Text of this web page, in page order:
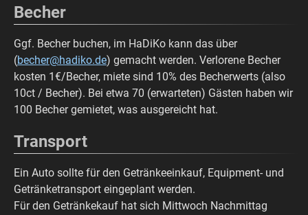
Becher
Ggf. Becher buchen, im HaDiKo kann das über
(becher@hadiko.de) gemacht werden. Verlorene Becher
kosten 1€/Becher, miete sind 10% des Becherwerts (also
10ct / Becher). Bei etwa 70 (erwarteten) Gästen haben wir
100 Becher gemietet, was ausgereicht hat.
Transport
Ein Auto sollte für den Getränkeeinkauf, Equipment- und
Getränketransport eingeplant werden.
Für den Getränkekauf hat sich Mittwoch Nachmittag